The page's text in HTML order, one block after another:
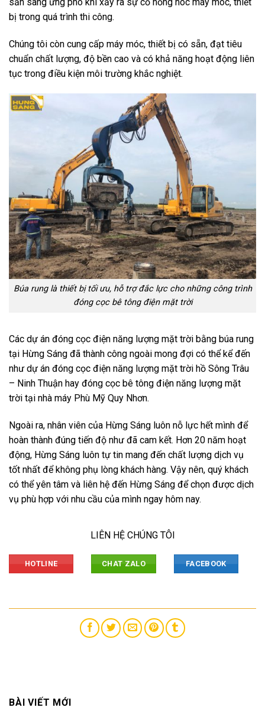
sẵn sàng ứng phó khi xảy ra sự cố hỏng hóc máy móc, thiết
bị trong quá trình thi công.
Chúng tôi còn cung cấp máy móc, thiết bị có sẵn, đạt tiêu
chuẩn chất lượng, độ bền cao và có khả năng hoạt động liên
tục trong điều kiện môi trường khắc nghiệt.
Búa rung là thiết bị tối ưu, hỗ trợ đắc lực cho những công trình
đóng cọc bê tông điện mặt trời
Các dự án đóng cọc điện năng lượng mặt trời bằng búa rung
tại Hừng Sáng đã thành công ngoài mong đợi có thể kể đến
như dự án đóng cọc điện năng lượng mặt trời hồ Sông Trâu
– Ninh Thuận hay đóng cọc bê tông điện năng lượng mặt
trời tại nhà máy Phù Mỹ Quy Nhơn.
Ngoài ra, nhân viên của Hừng Sáng luôn nỗ lực hết mình để
hoàn thành đúng tiến độ như đã cam kết. Hơn 20 năm hoạt
động, Hừng Sáng luôn tự tin mang đến chất lượng dịch vụ
tốt nhất để không phụ lòng khách hàng. Vậy nên, quý khách
có thể yên tâm và liên hệ đến Hừng Sáng để chọn được dịch
vụ phù hợp với nhu cầu của mình ngay hôm nay.
LIÊN HỆ CHÚNG TÔI
HOTLINE CHAT ZALO FACEBOOK
BÀI VIẾT MỚI